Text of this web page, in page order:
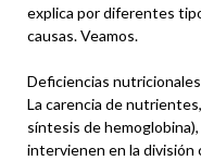
explica por diferentes
causas. Veamos.
Deficiencias nutricionales
La carencia de
síntesis de
intervienen en la división